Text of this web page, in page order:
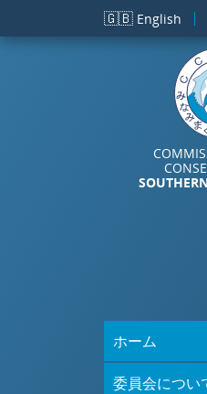
メインコンテンツに移動
🇬🇧 English
ホーム
委員会につい